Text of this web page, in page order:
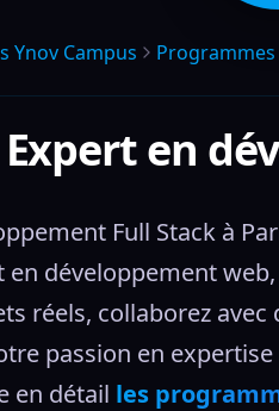
Ynov Campus Programmes
en
Full Stack à
développement
réels, collaborez
passion en
en détail les